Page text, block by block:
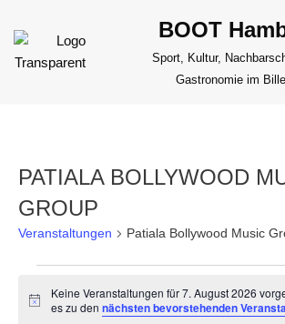
Zum
Inhalt
BOOT
Sport, Kultur,
Gastronomie im
PATIALA BOLLYWOOD
GROUP
Veranstaltungen Patiala Bollywood Music
Hinweis
Keine Veranstaltungen für 7. August 2026
es zu den nächsten bevorstehenden